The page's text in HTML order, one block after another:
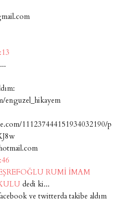
enguzel_hikayem
111237444151934032190/p
RUMİ İMAM
dedi ki...
ve twitterda takibe aldım